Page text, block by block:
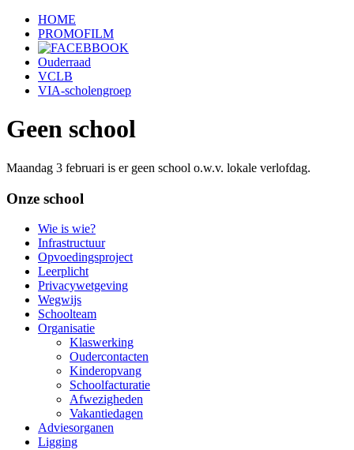
HOME
PROMOFILM
Ouderraad
VCLB
VIA-scholengroep
Geen school
Maandag 3 februari is er geen school o.w.v. lokale verlofdag.
Onze school
Wie is wie?
Infrastructuur
Opvoedingsproject
Leerplicht
Privacywetgeving
Wegwijs
Schoolteam
Organisatie
Klaswerking
Oudercontacten
Kinderopvang
Schoolfacturatie
Afwezigheden
Vakantiedagen
Adviesorganen
Ligging